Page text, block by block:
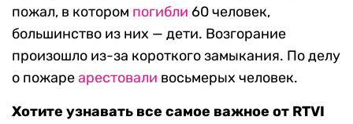
пожал, в котором погибли 60 человек,
большинство из них — дети. Возгорание
произошло из-за короткого замыкания. По делу
о пожареарестовали восьмерых человек.
Хотите узнавать все самое важное от RTVI